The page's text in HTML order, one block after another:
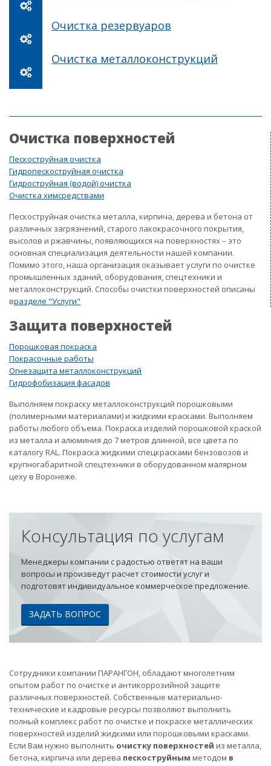
Очистка резервуаров
Очистка металлоконструкций
Очистка поверхностей
Пескоструйная очистка
Гидропескоструйная очистка
Гидроструйная (водой) очистка
Очистка химсредствами
Пескоструйная очистка металла, кирпича, дерева и бетона от
различных загрязнений, старого лакокрасочного покрытия,
высолов и ржавчины, появляющихся на поверхностях – это
основная специализация деятельности нашей компании.
Помимо этого, наша организация оказывает услуги по очистке
промышленных зданий, оборудования, спецтехники и
металлоконструкций. Способы очистки поверхностей описаны
вразделе "Услуги"
Защита поверхностей
Порошковая покраска
Покрасочные работы
Огнезащита металлоконструкций
Гидрофобизация фасадов
Выполняем покраску металлоконструкций порошковыми
(полимерными материалами) и жидкими красками. Выполняем
работы любого объема. Покраска изделий порошковой краской
из металла и алюминия до 7 метров длинной, все цвета по
каталогу RAL. Покраска жидкими спецкрасками бензовозов и
крупногабаритной спецтехники в оборудованном малярном
цеху в Воронеже.
Консультация по услугам
Менеджеры компании с радостью ответят на ваши
вопросы и произведут расчет стоимости услуг и
подготовят индивидуальное коммерческое предложение.
ЗАДАТЬ ВОПРОС
Сотрудники компании ПАРАНГОН, обладают многолетним
опытом работ по очистке и антикоррозийной защите
различных поверхностей. Собственные материально-
технические и кадровые ресурсы позволяют выполнить
полный комплекс работ по очистке и покраске металлических
поверхностей изделий жидкими или порошковыми красками.
Если Вам нужно выполнить очистку поверхностей из металла,
бетона, кирпича или дерева пескоструйным методом в